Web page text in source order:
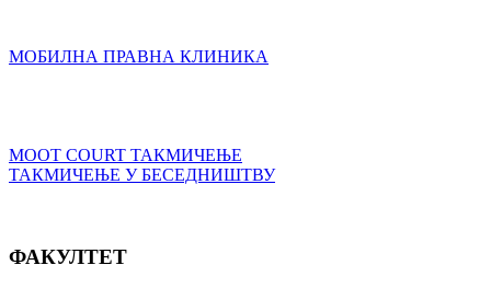
МОБИЛНА ПРАВНА КЛИНИКА
MOOT COURT ТАКМИЧЕЊЕ
ТАКМИЧЕЊЕ У БЕСЕДНИШТВУ
ФАКУЛТЕТ